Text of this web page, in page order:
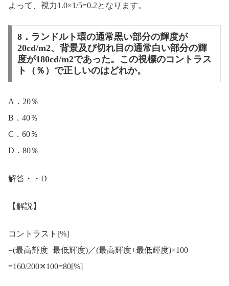
よって、視力1.0×1/5=0.2となります。
8．ランドルト環の通常黒い部分の輝度が
20cd/m2、背景及び切れ目の通常白い部分の輝
度が180cd/m2であった。この視標のコントラス
ト（％）で正しいのはどれか。
A．20％
B．40％
C．60％
D．80％
解答・・D
【解説】
コントラスト[%]
=(最高輝度−最低輝度)／(最高輝度+最低輝度)×100
=160/200✕100=80[%]